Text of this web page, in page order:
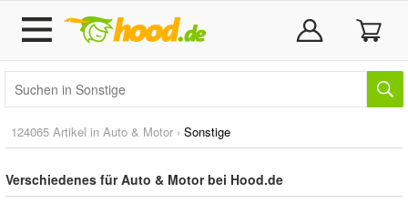
124065 Artikel in Auto & Motor › Sonstige
Verschiedenes für Auto & Motor bei Hood.de